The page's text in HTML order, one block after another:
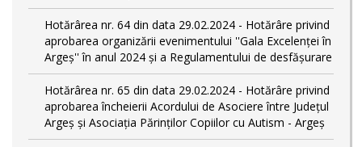
Hotărârea nr. 64 din data 29.02.2024 - Hotărâre privind
aprobarea organizării evenimentului ''Gala Excelenței în
Argeș'' în anul 2024 și a Regulamentului de desfășurare
Hotărârea nr. 65 din data 29.02.2024 - Hotărâre privind
aprobarea încheierii Acordului de Asociere între Județul
Argeș și Asociația Părinților Copiilor cu Autism - Argeș